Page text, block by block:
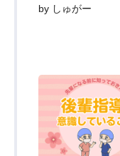
by しゅがー